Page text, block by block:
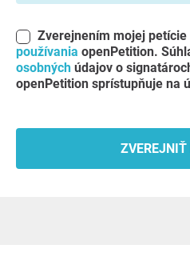
Zverejnením mojej petície
používania openPetition.
osobných údajov o
openPetition sprístupňuje na
ZVEREJNIŤ